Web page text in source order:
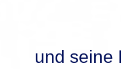
und